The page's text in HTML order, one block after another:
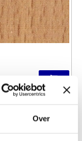
Over